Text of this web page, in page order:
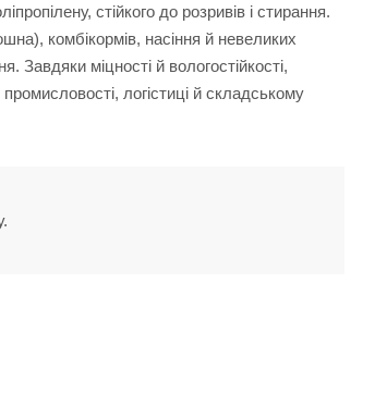
стійкого до розривів і стирання.
комбікормів, насіння й невеликих
міцності й вологостійкості,
логістиці й складському